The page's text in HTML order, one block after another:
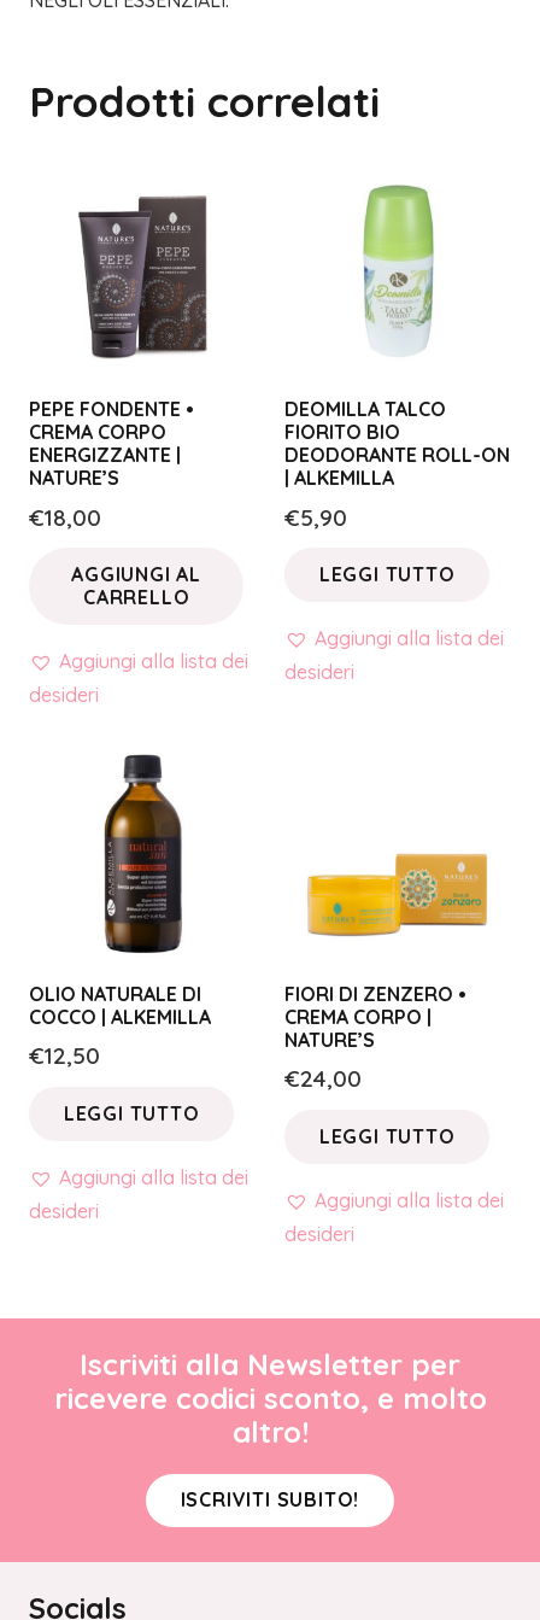
Prodotti correlati
PEPE FONDENTE •
CREMA CORPO
ENERGIZZANTE |
NATURE’S
€18,00
AGGIUNGI AL
CARRELLO
Aggiungi alla lista dei
desideri
DEOMILLA TALCO
FIORITO BIO
DEODORANTE ROLL-ON
| ALKEMILLA
€5,90
LEGGI TUTTO
Aggiungi alla lista dei
desideri
OLIO NATURALE DI
COCCO | ALKEMILLA
€12,50
LEGGI TUTTO
Aggiungi alla lista dei
desideri
FIORI DI ZENZERO •
CREMA CORPO |
NATURE’S
€24,00
LEGGI TUTTO
Aggiungi alla lista dei
desideri
Iscriviti alla Newsletter per
ricevere codici sconto, e molto
altro!
ISCRIVITI SUBITO!
Socials